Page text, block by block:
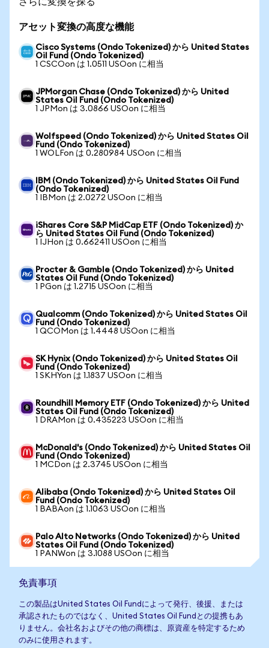
アセット変換の高度な機能
Cisco Systems (Ondo Tokenized) から United States
Oil Fund (Ondo Tokenized)
1 CSCOon は 1.0511 USOon に相当
JPMorgan Chase (Ondo Tokenized) から United
States Oil Fund (Ondo Tokenized)
1 JPMon は 3.0866 USOon に相当
Wolfspeed (Ondo Tokenized) から United States Oil
Fund (Ondo Tokenized)
1 WOLFon は 0.280984 USOon に相当
IBM (Ondo Tokenized) から United States Oil Fund
(Ondo Tokenized)
1 IBMon は 2.0272 USOon に相当
iShares Core S&P MidCap ETF (Ondo Tokenized) か
ら United States Oil Fund (Ondo Tokenized)
1 IJHon は 0.662411 USOon に相当
Procter & Gamble (Ondo Tokenized) から United
States Oil Fund (Ondo Tokenized)
1 PGon は 1.2715 USOon に相当
Qualcomm (Ondo Tokenized) から United States Oil
Fund (Ondo Tokenized)
1 QCOMon は 1.4448 USOon に相当
SK Hynix (Ondo Tokenized) から United States Oil
Fund (Ondo Tokenized)
1 SKHYon は 1.1837 USOon に相当
Roundhill Memory ETF (Ondo Tokenized) から United
States Oil Fund (Ondo Tokenized)
1 DRAMon は 0.435223 USOon に相当
McDonald's (Ondo Tokenized) から United States Oil
Fund (Ondo Tokenized)
1 MCDon は 2.3745 USOon に相当
Alibaba (Ondo Tokenized) から United States Oil
Fund (Ondo Tokenized)
1 BABAon は 1.1063 USOon に相当
Palo Alto Networks (Ondo Tokenized) から United
States Oil Fund (Ondo Tokenized)
1 PANWon は 3.1088 USOon に相当
免責事項
この製品はUnited States Oil Fundによって発行、後援、または
承認されたものではなく、United States Oil Fundとの提携もあ
りません。会社名およびその他の商標は、原資産を特定するため
のみに使用されます。